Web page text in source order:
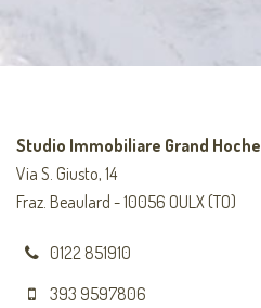
Studio Immobiliare Grand Hoche
Via S. Giusto, 14
Fraz. Beaulard - 10056 OULX (TO)
0122 851910
393 9597806